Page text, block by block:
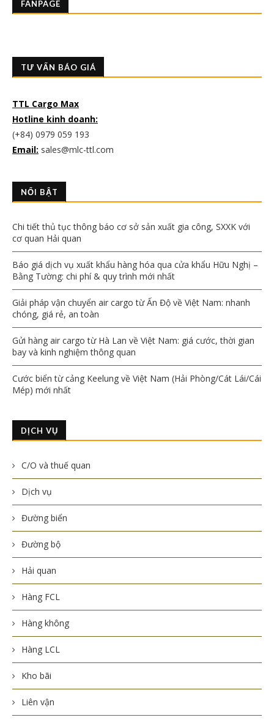
FANPAGE
TƯ VẤN BÁO GIÁ
TTL Cargo Max
Hotline kinh doanh:
(+84) 0979 059 193
Email: sales@mlc-ttl.com
NỔI BẬT
Chi tiết thủ tục thông báo cơ sở sản xuất gia công, SXXK với
cơ quan Hải quan
Báo giá dịch vụ xuất khẩu hàng hóa qua cửa khẩu Hữu Nghị –
Bằng Tường: chi phí & quy trình mới nhất
Giải pháp vận chuyển air cargo từ Ấn Độ về Việt Nam: nhanh
chóng, giá rẻ, an toàn
Gửi hàng air cargo từ Hà Lan về Việt Nam: giá cước, thời gian
bay và kinh nghiệm thông quan
Cước biển từ cảng Keelung về Việt Nam (Hải Phòng/Cát Lái/Cái
Mép) mới nhất
DỊCH VỤ
C/O và thuế quan
Dịch vụ
Đường biển
Đường bộ
Hải quan
Hàng FCL
Hàng không
Hàng LCL
Kho bãi
Liên vận